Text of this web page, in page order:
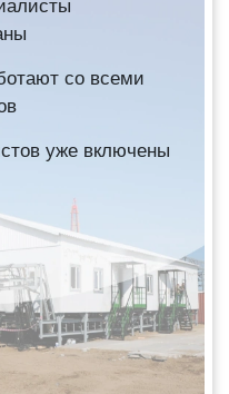
со всеми
уже включены